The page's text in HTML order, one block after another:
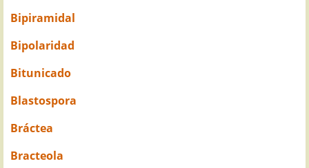
Bipiramidal
Bipolaridad
Bitunicado
Blastospora
Bráctea
Bracteola